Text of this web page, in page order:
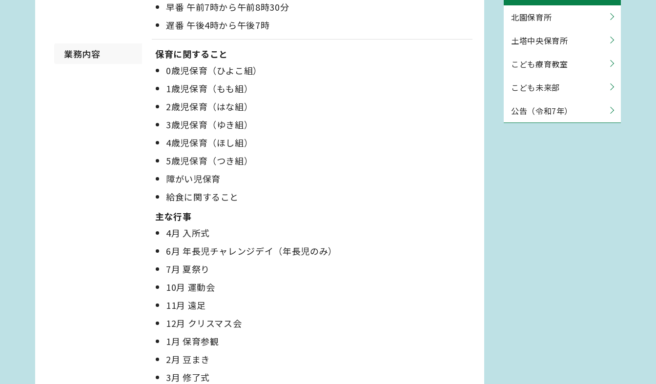
早番 午前7時から午前8時30分
遅番 午後4時から午後7時
業務内容
保育に関すること
0歳児保育（ひよこ組）
1歳児保育（もも組）
2歳児保育（はな組）
3歳児保育（ゆき組）
4歳児保育（ほし組）
5歳児保育（つき組）
障がい児保育
給食に関すること
主な行事
4月 入所式
6月 年長児チャレンジデイ（年長児のみ）
7月 夏祭り
10月 運動会
11月 遠足
12月 クリスマス会
1月 保育参観
2月 豆まき
3月 修了式
北園保育所
土塔中央保育所
こども療育教室
こども未来部
公告（令和7年）